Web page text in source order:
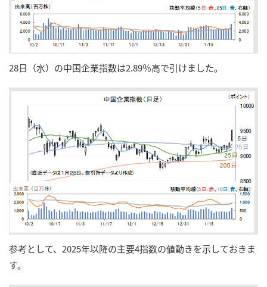
28日（水）の中国企業指数は2.89％高で引けました。
参考として、2025年以降の主要4指数の値動きを示しておきま
す。